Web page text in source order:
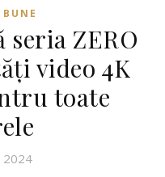
ZERO
video 4K
toate
2024